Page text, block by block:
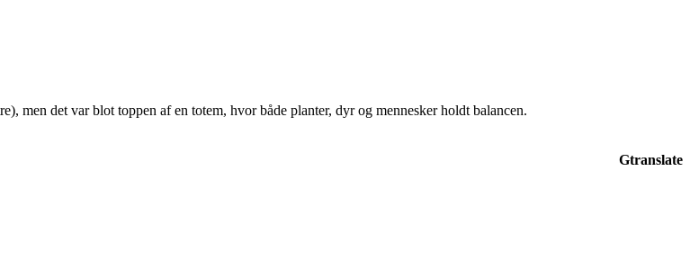
men det var blot toppen af en totem, hvor både planter, dyr og mennesker holdt balancen.
Gtranslate